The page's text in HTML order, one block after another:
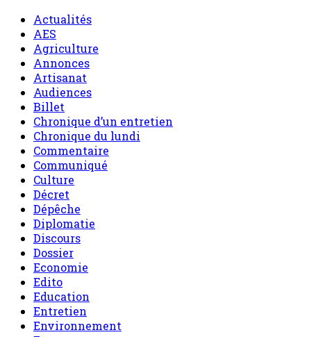
Actualités
AES
Agriculture
Annonces
Artisanat
Audiences
Billet
Chronique d’un entretien
Chronique du lundi
Commentaire
Communiqué
Culture
Décret
Dépêche
Diplomatie
Discours
Dossier
Economie
Edito
Education
Entretien
Environnement